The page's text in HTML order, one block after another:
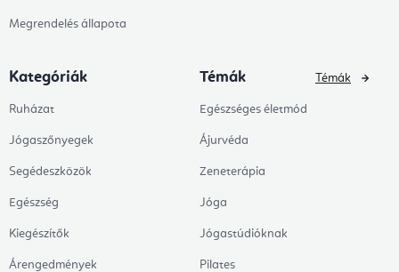
Megrendelés állapota
Kategóriák
Ruházat
Jógaszőnyegek
Segédeszközök
Egészség
Kiegészítők
Árengedmények
Témák
Egészséges életmód
Ájurvéda
Zeneterápia
Jóga
Jógastúdióknak
Pilates
Témák